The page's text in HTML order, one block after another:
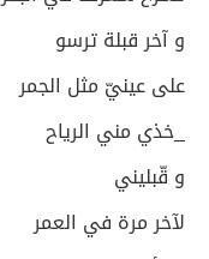
و آخر قبلة ترسو
على عينيّ مثل الجمر
_خذي مني الرياح
و قّبليني
لآخر مرة في العمر